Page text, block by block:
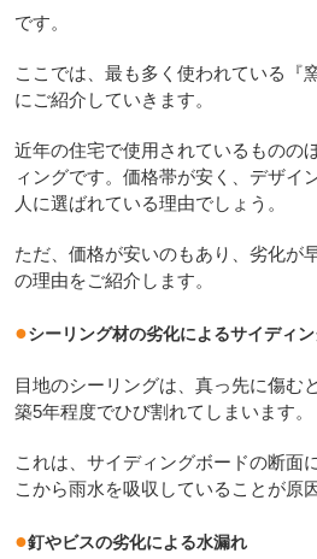
です。
ここでは、最も多く使われている『
にご紹介していきます。
近年の住宅で使用されているものの
ィングです。価格帯が安く、デザイ
人に選ばれている理由でしょう。
ただ、価格が安いのもあり、劣化が
の理由をご紹介します。
●シーリング材の劣化によるサイディ
目地のシーリングは、真っ先に傷む
築5年程度でひび割れてしまいます。
これは、サイディングボードの断面
こから雨水を吸収していることが原
●釘やビスの劣化による水漏れ